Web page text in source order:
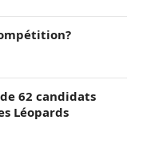
62 candidats
Léopards